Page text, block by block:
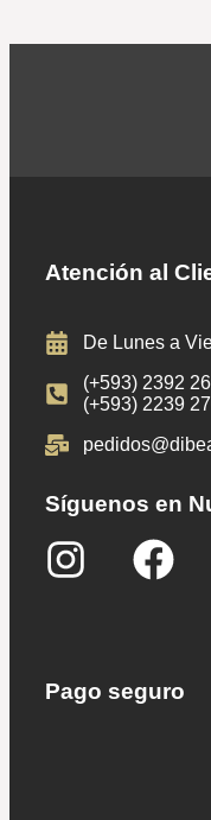
Atención al
De Lunes a
(+593) 2392
(+593) 2239
Síguenos en
Pago seguro